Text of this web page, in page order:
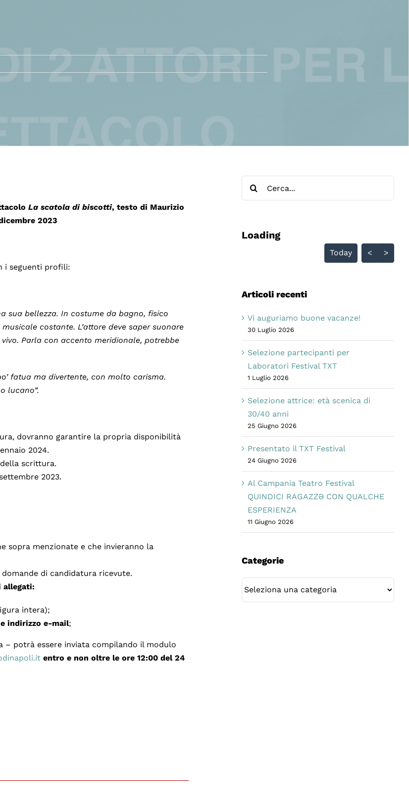
La scatola di biscotti, testo di Maurizio
2023
i seguenti profili:
sua bellezza. In costume da bagno, fisico
costante. L’attore deve saper suonare
Parla con accento meridionale, potrebbe
fatua ma divertente, con molto carisma.
lucano”.
dovranno garantire la propria disponibilità
2024.
scrittura.
2023.
sopra menzionate e che invieranno la
di candidatura ricevute.
allegati:
intera);
indirizzo e-mail;
potrà essere inviata compilando il modulo
entro e non oltre le ore 12:00 del 24
per:
Loading - current view is
Loading
Today < >
Articoli recenti
Vi auguriamo buone vacanze!
30 Luglio 2026
Selezione partecipanti per
Laboratori Festival TXT
1 Luglio 2026
Selezione attrice: età scenica di
30/40 anni
25 Giugno 2026
Presentato il TXT Festival
24 Giugno 2026
Al Campania Teatro Festival
QUINDICI RAGAZZƏ CON QUALCHE
ESPERIENZA
11 Giugno 2026
Categorie